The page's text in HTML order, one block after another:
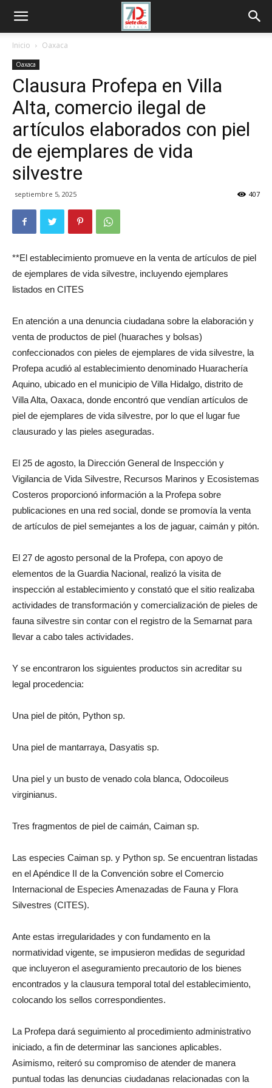
Inicio Oaxaca
Oaxaca
Clausura Profepa en Villa
Alta, comercio ilegal de
artículos elaborados con piel
de ejemplares de vida
silvestre
septiembre 5, 2025 407
**El establecimiento promueve en la venta de artículos de piel
de ejemplares de vida silvestre, incluyendo ejemplares
listados en CITES
En atención a una denuncia ciudadana sobre la elaboración y
venta de productos de piel (huaraches y bolsas)
confeccionados con pieles de ejemplares de vida silvestre, la
Profepa acudió al establecimiento denominado Huarachería
Aquino, ubicado en el municipio de Villa Hidalgo, distrito de
Villa Alta, Oaxaca, donde encontró que vendían artículos de
piel de ejemplares de vida silvestre, por lo que el lugar fue
clausurado y las pieles aseguradas.
El 25 de agosto, la Dirección General de Inspección y
Vigilancia de Vida Silvestre, Recursos Marinos y Ecosistemas
Costeros proporcionó información a la Profepa sobre
publicaciones en una red social, donde se promovía la venta
de artículos de piel semejantes a los de jaguar, caimán y pitón.
El 27 de agosto personal de la Profepa, con apoyo de
elementos de la Guardia Nacional, realizó la visita de
inspección al establecimiento y constató que el sitio realizaba
actividades de transformación y comercialización de pieles de
fauna silvestre sin contar con el registro de la Semarnat para
llevar a cabo tales actividades.
Y se encontraron los siguientes productos sin acreditar su
legal procedencia:
Una piel de pitón, Python sp.
Una piel de mantarraya, Dasyatis sp.
Una piel y un busto de venado cola blanca, Odocoileus
virginianus.
Tres fragmentos de piel de caimán, Caiman sp.
Las especies Caiman sp. y Python sp. Se encuentran listadas
en el Apéndice II de la Convención sobre el Comercio
Internacional de Especies Amenazadas de Fauna y Flora
Silvestres (CITES).
Ante estas irregularidades y con fundamento en la
normatividad vigente, se impusieron medidas de seguridad
que incluyeron el aseguramiento precautorio de los bienes
encontrados y la clausura temporal total del establecimiento,
colocando los sellos correspondientes.
La Profepa dará seguimiento al procedimiento administrativo
iniciado, a fin de determinar las sanciones aplicables.
Asimismo, reiteró su compromiso de atender de manera
puntual todas las denuncias ciudadanas relacionadas con la